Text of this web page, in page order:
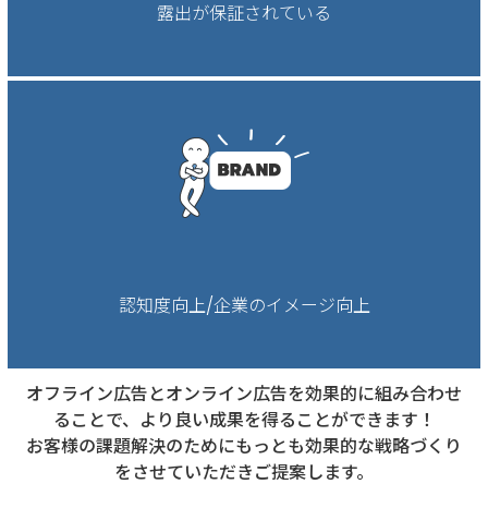
露出が保証されている
認知度向上/企業のイメージ向上
オフライン広告とオンライン広告を効果的に組み合わせ
ることで、より良い成果を得ることができます！
お客様の課題解決のためにもっとも効果的な戦略づくり
をさせていただきご提案します。